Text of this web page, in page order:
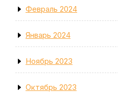
Февраль 2024
Январь 2024
Ноябрь 2023
Октябрь 2023